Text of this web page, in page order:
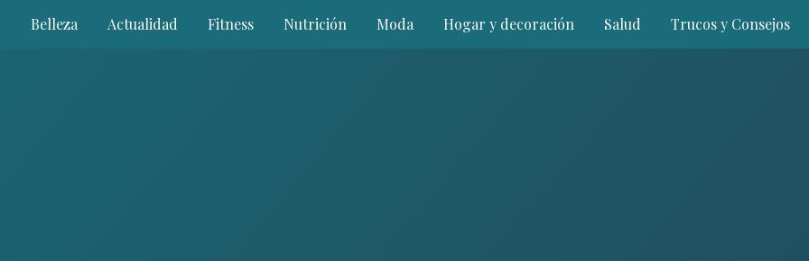
Belleza Actualidad Fitness Nutrición Moda Hogar y decoración Salud Trucos y Consejos